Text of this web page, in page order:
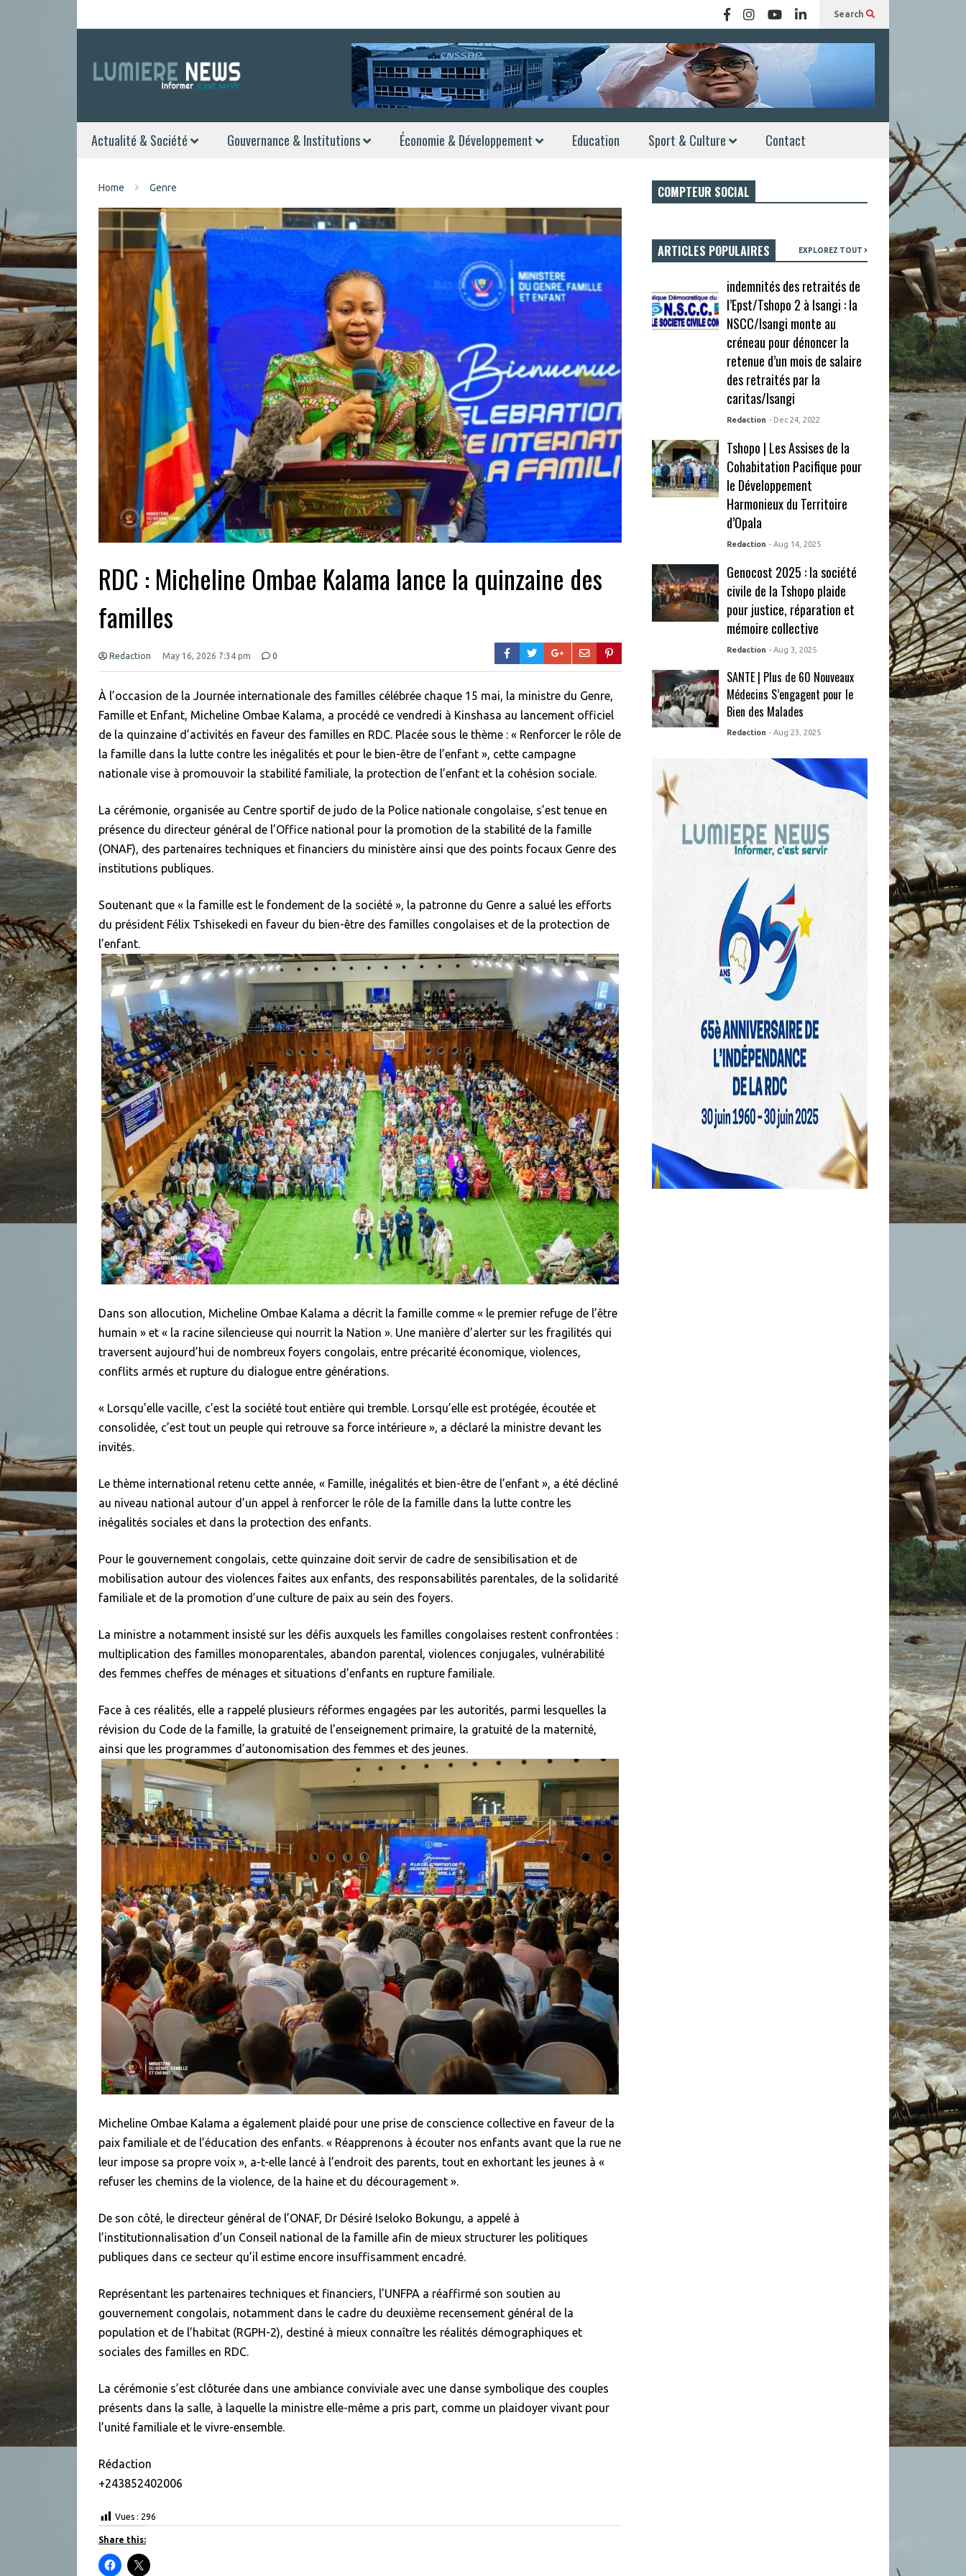
Search
Actualité & Société Gouvernance & Institutions Économie & Développement Education Sport & Culture Contact
Home Genre
RDC : Micheline Ombae Kalama lance la quinzaine des
familles
Redaction May 16, 2026 7:34 pm 0
À l’occasion de la Journée internationale des familles célébrée chaque 15 mai, la ministre du Genre,
Famille et Enfant, Micheline Ombae Kalama, a procédé ce vendredi à Kinshasa au lancement officiel
de la quinzaine d’activités en faveur des familles en RDC. Placée sous le thème : « Renforcer le rôle de
la famille dans la lutte contre les inégalités et pour le bien-être de l’enfant », cette campagne
nationale vise à promouvoir la stabilité familiale, la protection de l’enfant et la cohésion sociale.
La cérémonie, organisée au Centre sportif de judo de la Police nationale congolaise, s’est tenue en
présence du directeur général de l’Office national pour la promotion de la stabilité de la famille
(ONAF), des partenaires techniques et financiers du ministère ainsi que des points focaux Genre des
institutions publiques.
Soutenant que « la famille est le fondement de la société », la patronne du Genre a salué les efforts
du président Félix Tshisekedi en faveur du bien-être des familles congolaises et de la protection de
l’enfant.
Dans son allocution, Micheline Ombae Kalama a décrit la famille comme « le premier refuge de l’être
humain » et « la racine silencieuse qui nourrit la Nation ». Une manière d’alerter sur les fragilités qui
traversent aujourd’hui de nombreux foyers congolais, entre précarité économique, violences,
conflits armés et rupture du dialogue entre générations.
« Lorsqu’elle vacille, c’est la société tout entière qui tremble. Lorsqu’elle est protégée, écoutée et
consolidée, c’est tout un peuple qui retrouve sa force intérieure », a déclaré la ministre devant les
invités.
Le thème international retenu cette année, « Famille, inégalités et bien-être de l’enfant », a été décliné
au niveau national autour d’un appel à renforcer le rôle de la famille dans la lutte contre les
inégalités sociales et dans la protection des enfants.
Pour le gouvernement congolais, cette quinzaine doit servir de cadre de sensibilisation et de
mobilisation autour des violences faites aux enfants, des responsabilités parentales, de la solidarité
familiale et de la promotion d’une culture de paix au sein des foyers.
La ministre a notamment insisté sur les défis auxquels les familles congolaises restent confrontées :
multiplication des familles monoparentales, abandon parental, violences conjugales, vulnérabilité
des femmes cheffes de ménages et situations d’enfants en rupture familiale.
Face à ces réalités, elle a rappelé plusieurs réformes engagées par les autorités, parmi lesquelles la
révision du Code de la famille, la gratuité de l’enseignement primaire, la gratuité de la maternité,
ainsi que les programmes d’autonomisation des femmes et des jeunes.
Micheline Ombae Kalama a également plaidé pour une prise de conscience collective en faveur de la
paix familiale et de l’éducation des enfants. « Réapprenons à écouter nos enfants avant que la rue ne
leur impose sa propre voix », a-t-elle lancé à l’endroit des parents, tout en exhortant les jeunes à «
refuser les chemins de la violence, de la haine et du découragement ».
De son côté, le directeur général de l’ONAF, Dr Désiré Iseloko Bokungu, a appelé à
l’institutionnalisation d’un Conseil national de la famille afin de mieux structurer les politiques
publiques dans ce secteur qu’il estime encore insuffisamment encadré.
Représentant les partenaires techniques et financiers, l’UNFPA a réaffirmé son soutien au
gouvernement congolais, notamment dans le cadre du deuxième recensement général de la
population et de l’habitat (RGPH-2), destiné à mieux connaître les réalités démographiques et
sociales des familles en RDC.
La cérémonie s’est clôturée dans une ambiance conviviale avec une danse symbolique des couples
présents dans la salle, à laquelle la ministre elle-même a pris part, comme un plaidoyer vivant pour
l’unité familiale et le vivre-ensemble.
Rédaction
+243852402006
Vues : 296
Share this:
C
l
C
l
COMPTEUR SOCIAL
ARTICLES POPULAIRES EXPLOREZ TOUT
indemnités des retraités de
l’Epst/Tshopo 2 à Isangi : la
NSCC/Isangi monte au
créneau pour dénoncer la
retenue d’un mois de salaire
des retraités par la
caritas/Isangi
Redaction - Dec 24, 2022
Tshopo | Les Assises de la
Cohabitation Pacifique pour
le Développement
Harmonieux du Territoire
d’Opala
Redaction - Aug 14, 2025
Genocost 2025 : la société
civile de la Tshopo plaide
pour justice, réparation et
mémoire collective
Redaction - Aug 3, 2025
SANTE | Plus de 60 Nouveaux
Médecins S’engagent pour le
Bien des Malades
Redaction - Aug 23, 2025